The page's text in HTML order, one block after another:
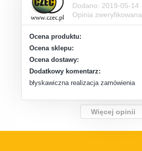
Dodano: 2019-05-14
Opinia zweryfikowana
Ocena produktu:
Ocena sklepu:
Ocena dostawy:
Dodatkowy komentarz:
błyskawiczna realizacja zamówienia
Więcej opinii